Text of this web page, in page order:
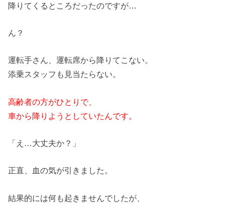
降りてくるところだったのですが…
ん？
運転手さん、運転席から降りてこない。
添乗スタッフも見当たらない。
高齢者の方がひとりで、
車から降りようとしていたんです。
「え…大丈夫か？」
正直、血の気が引きました。
結果的には何も起きませんでしたが、